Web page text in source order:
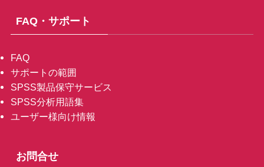
FAQ・サポート
FAQ
サポートの範囲
SPSS製品保守サービス
SPSS分析用語集
ユーザー様向け情報
お問合せ